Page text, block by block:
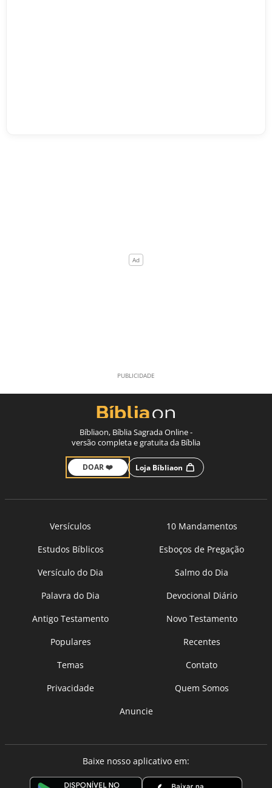
Bíbliaon, Bíblia Sagrada Online -
versão completa e gratuita da Bíblia
DOAR ❤️ Loja Bíbliaon
Versículos
10 Mandamentos
Estudos Bíblicos
Esboços de Pregação
Versículo do Dia
Salmo do Dia
Palavra do Dia
Devocional Diário
Antigo Testamento
Novo Testamento
Populares
Recentes
Temas
Contato
Privacidade
Quem Somos
Anuncie
Baixe nosso aplicativo em: